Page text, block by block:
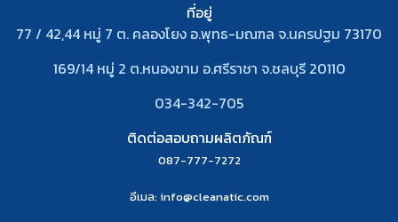
ที่อยู่
77 / 42,44 หมู่ 7 ต. คลองโยง อ.พุทธ-มณฑล จ.นครปฐม 73170
169/14 หมู่ 2 ต.หนองขาม อ.ศรีราชา จ.ชลบุรี 20110
034-342-705
ติดต่อสอบถามผลิตภัณฑ์
087-777-7272
อีเมล: info@cleanatic.com